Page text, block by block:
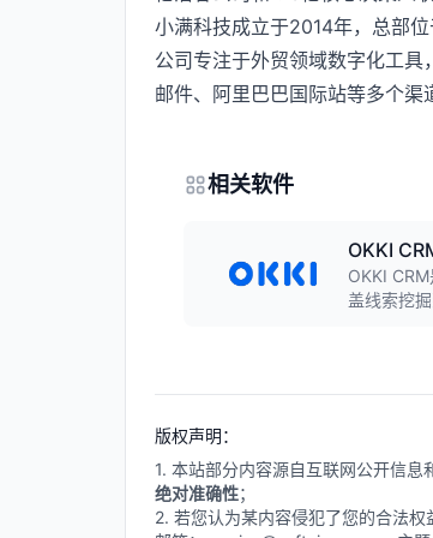
小满科技成立于2014年，总部
公司专注于外贸领域数字化工具
邮件、阿里巴巴国际站等多个渠
相关软件
OKKI
OKKI
盖线索挖
版权声明：
1. 本站部分内容源自互联网公开信息
绝对准确性；
2. 若您认为某内容侵犯了您的合法权